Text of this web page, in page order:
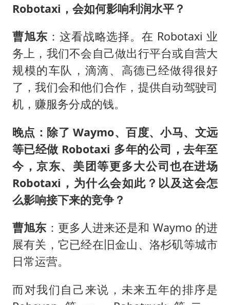
Robotaxi，会如何影响利润水平？
曹旭东 ：这看战略选择。在 Robotaxi 业
务上，我们不会自己做出行平台或自营大
规模的车队，滴滴、高德已经做得很好
了，我们会和他们合作，提供自动驾驶司
机，赚服务分成的钱。
晚点：除了 Waymo、百度、小马、文远
等已经做 Robotaxi 多年的公司，去年至
今，京东、美团等更多大公司也在进场
Robotaxi，为什么会如此？以及这会怎
么影响接下来的竞争？
曹旭东 ：更多人进来还是和 Waymo 的进
展有关，它已经在旧金山、洛杉矶等城市
日常运营。
而对我们自己来说，未来五年的排序是